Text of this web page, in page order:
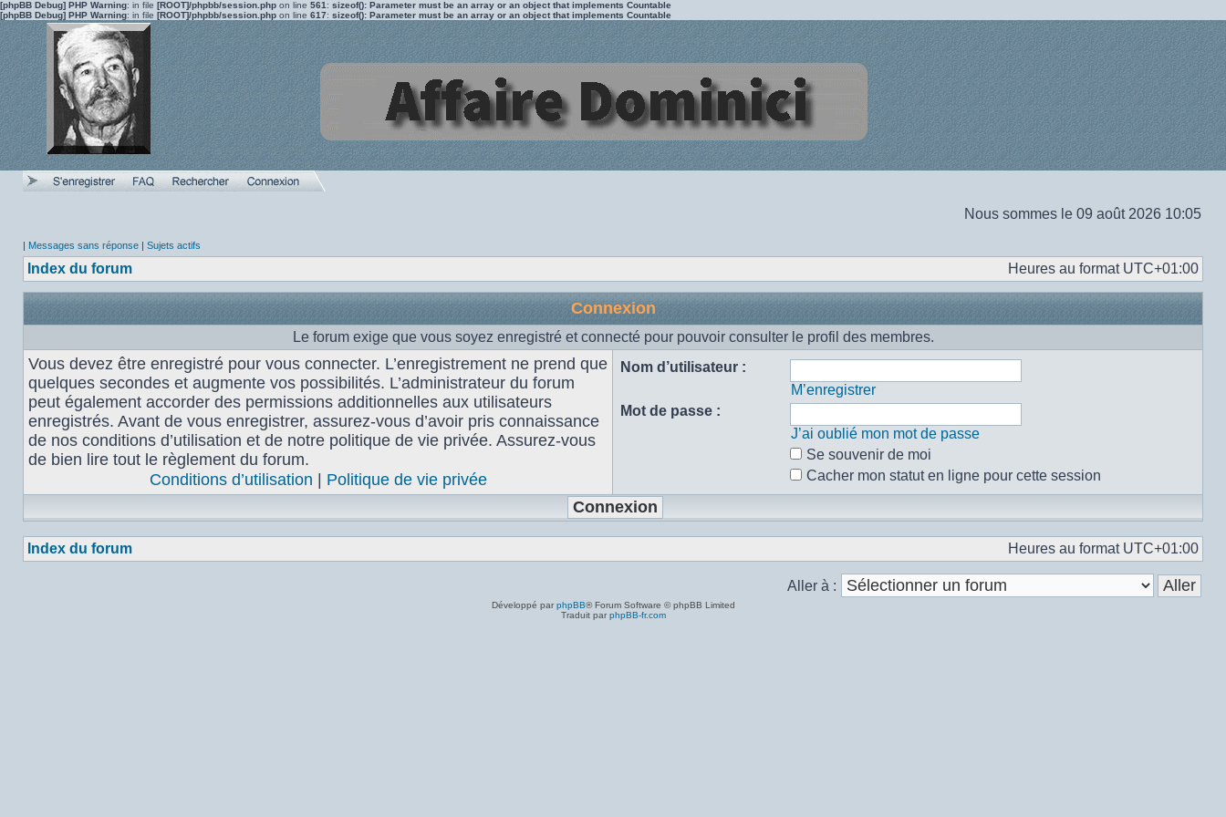
[phpBB Debug] PHP Warning: in file [ROOT]/phpbb/session.php on line 561 : sizeof(): Parameter must be an array or an object that implements Countable
[phpBB Debug] PHP Warning: in file [ROOT]/phpbb/session.php on line 617: sizeof(): Parameter must be an array or an object that implements Countable
Nous sommes le 09 août 2026 10:05
| Messages sans réponse | Sujets actifs
Index du forum Heures au format UTC+01:00
Connexion
Le forum exige que vous soyez enregistré et connecté pour pouvoir consulter le profil des membres.
Vous devez être enregistré pour vous connecter. L’enregistrement ne prend que
quelques secondes et augmente vos possibilités. L’administrateur du forum
peut également accorder des permissions additionnelles aux utilisateurs
enregistrés. Avant de vous enregistrer, assurez-vous d’avoir pris connaissance
de nos conditions d’utilisation et de notre politique de vie privée. Assurez-vous
de bien lire tout le règlement du forum.
Conditions d’utilisation
Politique de vie privée
Nom d’utilisateur :
M’enregistrer
Mot de passe :
J’ai oublié mon mot de passe
Se souvenir de moi
Cacher mon statut en ligne pour cette session
Index du forum Heures au format UTC+01:00
Aller à :
Développé par phpBB® Forum Software © phpBB Limited
Traduit par phpBB-fr.com